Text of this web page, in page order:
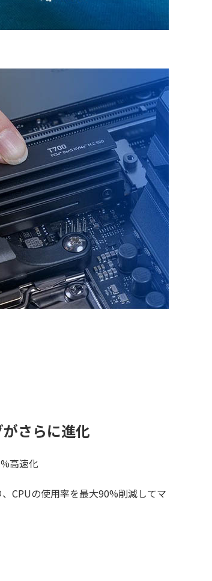
さらに進化
高速化
、CPUの使用率を最大90%削減してマ